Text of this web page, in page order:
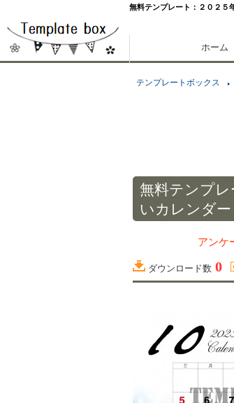
無料テンプレート：２０２５
ホーム
テンプレートボックス
無料テンプ
いカレンダー
アンケ
ダウンロード数 0